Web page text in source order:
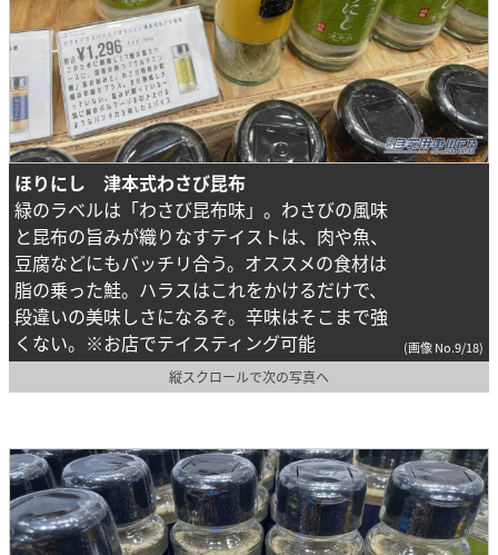
ほりにし 津本式わさび昆布
緑のラベルは「わさび昆布味」。わさびの風味
と昆布の旨みが織りなすテイストは、肉や魚、
豆腐などにもバッチリ合う。オススメの食材は
脂の乗った鮭。ハラスはこれをかけるだけで、
段違いの美味しさになるぞ。辛味はそこまで強
くない。※お店でテイスティング可能
(画像 No.9/18)
縦スクロールで次の写真へ